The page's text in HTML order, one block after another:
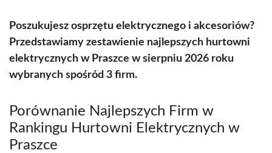
Poszukujesz osprzętu elektrycznego i akcesoriów?
Przedstawiamy zestawienie najlepszych hurtowni
elektrycznych w Praszce w sierpniu 2026 roku
wybranych spośród 3 firm.
Porównanie Najlepszych Firm w
Rankingu Hurtowni Elektrycznych w
Praszce